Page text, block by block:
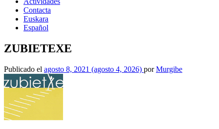
Contacta
Euskara
Español
ZUBIETEXE
Publicado el agosto 8, 2021 (agosto 4, 2026) por Murgibe